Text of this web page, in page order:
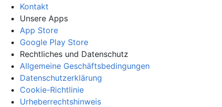
Kontakt
Unsere Apps
App Store
Google Play Store
Rechtliches und Datenschutz
Allgemeine Geschäftsbedingungen
Datenschutzerklärung
Cookie-Richtlinie
Urheberrechtshinweis